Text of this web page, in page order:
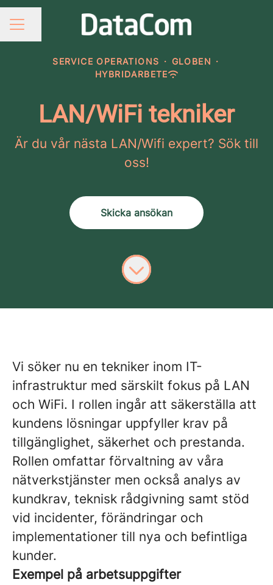
KARRIÄRMENY
Dela sidan
SERVICE OPERATIONS · GLOBEN ·
HYBRIDARBETE
LAN/WiFi tekniker
Är du vår nästa LAN/Wifi expert? Sök till
oss!
Skicka ansökan
Vi söker nu en tekniker inom IT-
infrastruktur med särskilt fokus på LAN
och WiFi. I rollen ingår att säkerställa att
kundens lösningar uppfyller krav på
tillgänglighet, säkerhet och prestanda.
Rollen omfattar förvaltning av våra
nätverkstjänster men också analys av
kundkrav, teknisk rådgivning samt stöd
vid incidenter, förändringar och
implementationer till nya och befintliga
kunder.
Exempel på arbetsuppgifter